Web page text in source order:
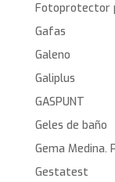
Fotoprotector
Gafas
Galeno
Galiplus
GASPUNT
Geles de baño
Gema Medina.
Gestatest